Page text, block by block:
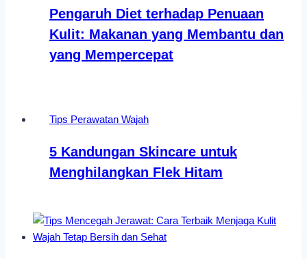
Pengaruh Diet terhadap Penuaan
Kulit: Makanan yang Membantu dan
yang Mempercepat
Tips Perawatan Wajah
5 Kandungan Skincare untuk
Menghilangkan Flek Hitam